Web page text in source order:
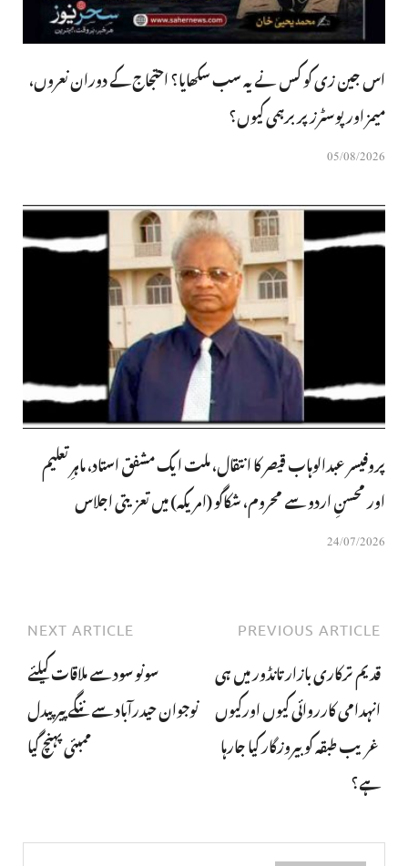
اس جین زی کو کس نے یہ سب سکھایا؟ احتجاج کے دوران نعروں،
میمز اور پوسٹرز پر برہمی کیوں؟
05/08/2026
پروفیسر عبدالوہاب قیصر کا انتقال، ملت ایک مشفق استاد، ماہرِتعلیم
اور محسنِ اردو سے محروم، شکاگو (امریکہ) میں تعزیتی اجلاس
24/07/2026
PREVIOUS ARTICLE
قدیم ترکاری بازار تانڈور میں ہی
انہدامی کارروائی کیوں اورکیوں
غریب طبقہ کو بیروزگار کیا جارہا
ہے؟
NEXT ARTICLE
سونو سود سے ملاقات کیلئے
نوجوان حیدرآباد سے ننگے پیر پیدل
ممبئی پہنچ گیا